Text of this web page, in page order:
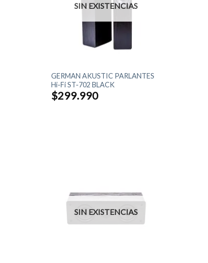
SIN EXISTENCIAS
GERMAN AKUSTIC PARLANTES
Hi-Fi ST-702 BLACK
$299.990
SIN EXISTENCIAS